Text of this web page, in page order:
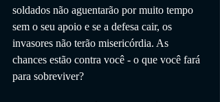
soldados não aguentarão por muito tempo
sem o seu apoio e se a defesa cair, os
invasores não terão misericórdia. As
chances estão contra você - o que você fará
para sobreviver?